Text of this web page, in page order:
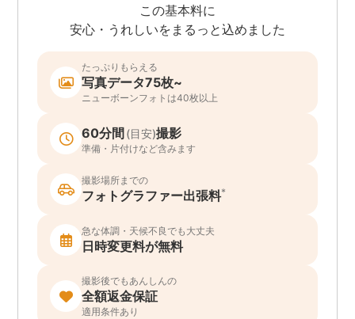
この基本料に
安心・うれしいをまるっと込めました
たっぷりもらえる
写真データ75枚~
ニューボーンフォトは40枚以上
60分間(目安)撮影
準備・片付けなど含みます
撮影場所までの
フォトグラファー出張料*
急な体調・天候不良でも大丈夫
日時変更料が無料
撮影後でもあんしんの
全額返金保証
適用条件あり